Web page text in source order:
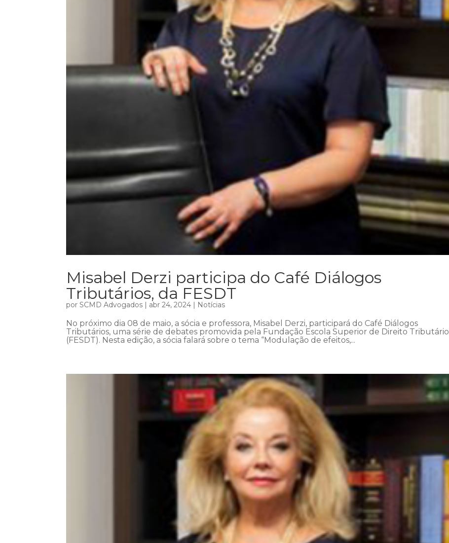
Misabel Derzi participa do Café Diálogos
Tributários, da FESDT
porSCMD Advogados | abr 24, 2024 | Notícias
No próximo dia 08 de maio, a sócia e professora, Misabel Derzi, participará do Café Diálogos
Tributários, uma série de debates promovida pela Fundação Escola Superior de Direito Tributário
(FESDT). Nesta edição, a sócia falará sobre o tema “Modulação de efeitos,...